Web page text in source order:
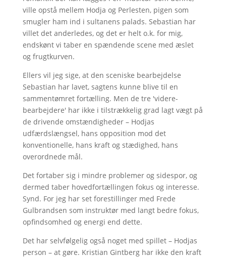
ville opstå mellem Hodja og Perlesten, pigen som
smugler ham ind i sultanens palads. Sebastian har
villet det anderledes, og det er helt o.k. for mig,
endskønt vi taber en spændende scene med æslet
og frugtkurven.
Ellers vil jeg sige, at den sceniske bearbejdelse
Sebastian har lavet, sagtens kunne blive til en
sammentømret fortælling. Men de tre 'videre-
bearbejdere' har ikke i tilstrækkelig grad lagt vægt på
de drivende omstændigheder – Hodjas
udfærdslængsel, hans opposition mod det
konventionelle, hans kraft og stædighed, hans
overordnede mål.
Det fortaber sig i mindre problemer og sidespor, og
dermed taber hovedfortællingen fokus og interesse.
Synd. For jeg har set forestillinger med Frede
Gulbrandsen som instruktør med langt bedre fokus,
opfindsomhed og energi end dette.
Det har selvfølgelig også noget med spillet – Hodjas
person – at gøre. Kristian Gintberg har ikke den kraft